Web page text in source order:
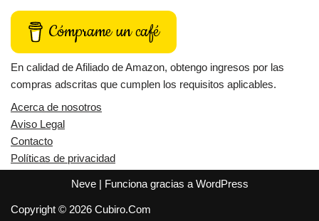
Cómprame un café
En calidad de Afiliado de Amazon, obtengo ingresos por las
compras adscritas que cumplen los requisitos aplicables.
Acerca de nosotros
Aviso Legal
Contacto
Políticas de privacidad
Neve| Funciona gracias a WordPress
Copyright © 2026 Cubiro.Com